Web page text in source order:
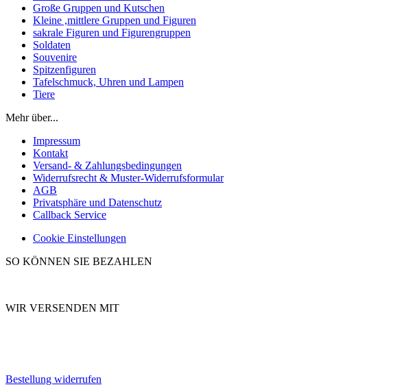
Große Gruppen und Kutschen
Kleine ,mittlere Gruppen und Figuren
sakrale Figuren und Figurengruppen
Soldaten
Souvenire
Spitzenfiguren
Tafelschmuck, Uhren und Lampen
Tiere
Mehr über...
Impressum
Kontakt
Versand- & Zahlungsbedingungen
Widerrufsrecht & Muster-Widerrufsformular
AGB
Privatsphäre und Datenschutz
Callback Service
Cookie Einstellungen
SO KÖNNEN SIE BEZAHLEN
WIR VERSENDEN MIT
Bestellung widerrufen